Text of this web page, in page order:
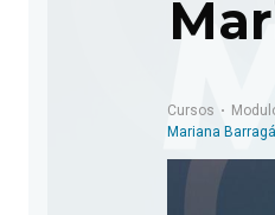
Cursos
Mariana